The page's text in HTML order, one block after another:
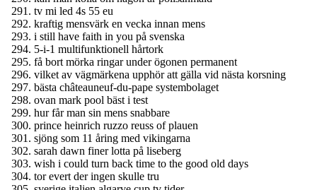
tv mi led 4s 55 eu
kraftig mensvärk en vecka innan mens
i still have faith in you på svenska
5-i-1 multifunktionell hårtork
få bort mörka ringar under ögonen permanent
vilket av vägmärkena upphör att gälla vid nästa korsning
bästa châteauneuf-du-pape systembolaget
ovan mark pool bäst i test
hur får man sin mens snabbare
prince heinrich ruzzo reuss of plauen
sjöng som 11 åring med vikingarna
sarah dawn finer lotta på liseberg
wish i could turn back time to the good old days
tor evert der ingen skulle tru